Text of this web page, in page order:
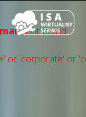
mainnot found.
or 'сorporate' or